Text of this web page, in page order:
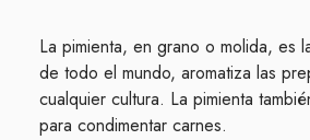
La pimienta, en grano o molida, es
de todo el mundo, aromatiza las
cualquier cultura. La pimienta
para condimentar carnes.